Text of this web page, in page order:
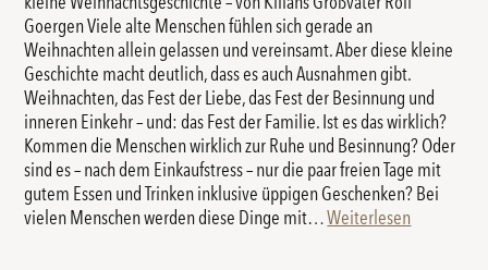
Goergen Viele alte Menschen fühlen sich gerade an
Weihnachten allein gelassen und vereinsamt. Aber diese kleine
Geschichte macht deutlich, dass es auch Ausnahmen gibt.
Weihnachten, das Fest der Liebe, das Fest der Besinnung und
inneren Einkehr – und: das Fest der Familie. Ist es das wirklich?
Kommen die Menschen wirklich zur Ruhe und Besinnung? Oder
sind es – nach dem Einkaufstress – nur die paar freien Tage mit
gutem Essen und Trinken inklusive üppigen Geschenken? Bei
vielen Menschen werden diese Dinge mit…Weiterlesen